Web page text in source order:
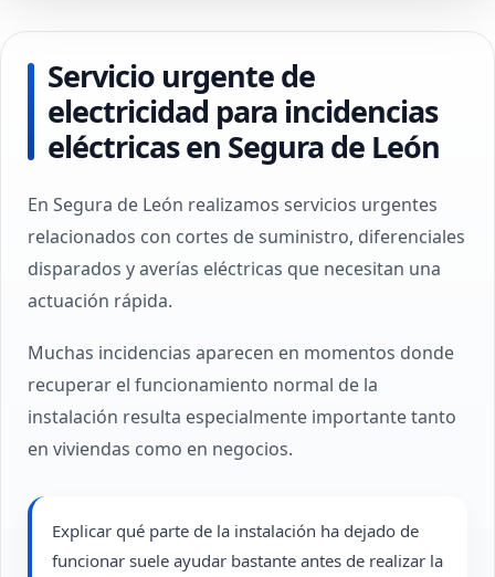
Servicio urgente de
electricidad para incidencias
eléctricas en Segura de León
En Segura de León realizamos servicios urgentes
relacionados con cortes de suministro, diferenciales
disparados y averías eléctricas que necesitan una
actuación rápida.
Muchas incidencias aparecen en momentos donde
recuperar el funcionamiento normal de la
instalación resulta especialmente importante tanto
en viviendas como en negocios.
Explicar qué parte de la instalación ha dejado de
funcionar suele ayudar bastante antes de realizar la